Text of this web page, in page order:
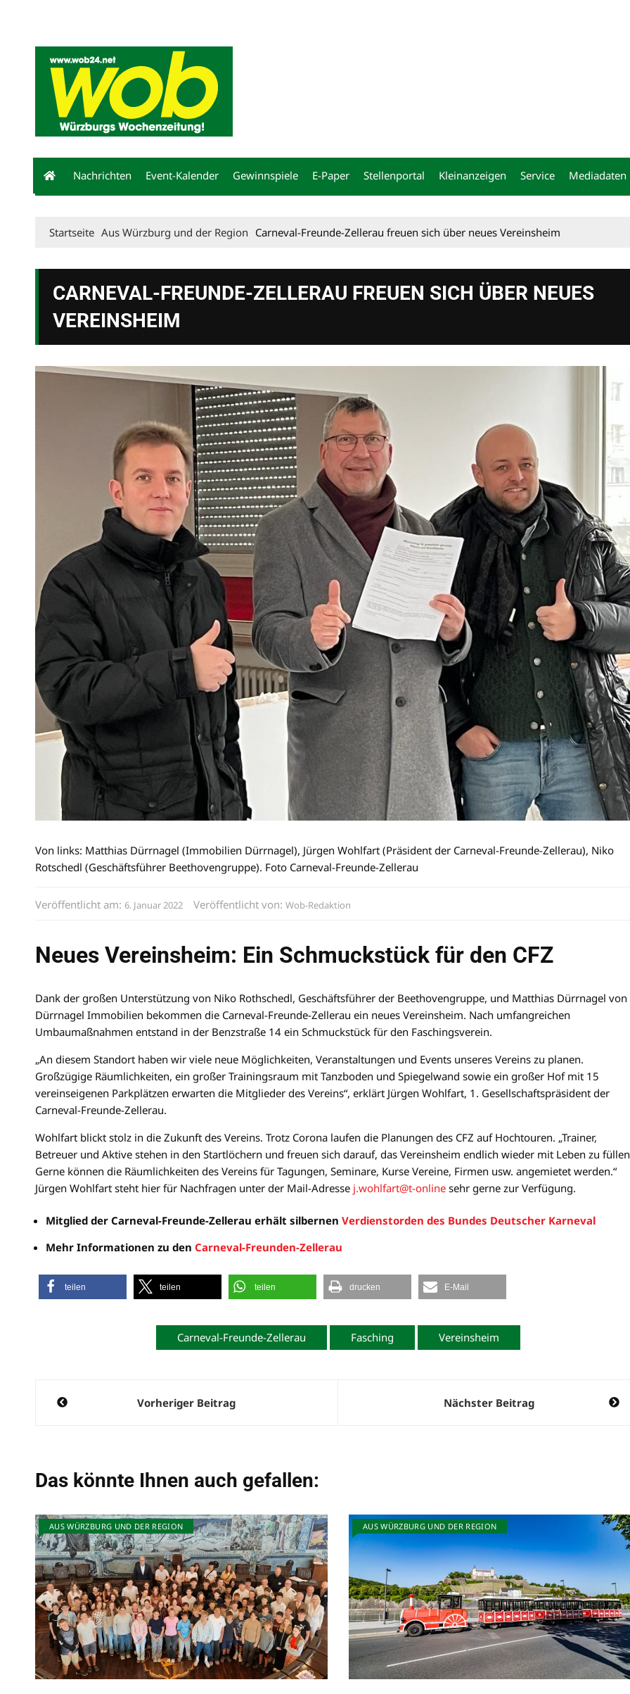
Nachrichten Event-Kalender Gewinnspiele E-Paper Stellenportal Kleinanzeigen Service Mediadaten
Startseite Aus Würzburg und der Region Carneval-Freunde-Zellerau freuen sich über neues Vereinsheim
CARNEVAL-FREUNDE-ZELLERAU FREUEN SICH ÜBER NEUES
VEREINSHEIM
Von links: Matthias Dürrnagel (Immobilien Dürrnagel), Jürgen Wohlfart (Präsident der Carneval-Freunde-Zellerau), Niko
Rotschedl (Geschäftsführer Beethovengruppe). Foto Carneval-Freunde-Zellerau
Veröffentlicht am: 6. Januar 2022 Veröffentlicht von: Wob-Redaktion
Neues Vereinsheim: Ein Schmuckstück für den CFZ
Dank der großen Unterstützung von Niko Rothschedl, Geschäftsführer der Beethovengruppe, und Matthias Dürrnagel von
Dürrnagel Immobilien bekommen die Carneval-Freunde-Zellerau ein neues Vereinsheim. Nach umfangreichen
Umbaumaßnahmen entstand in der Benzstraße 14 ein Schmuckstück für den Faschingsverein.
„An diesem Standort haben wir viele neue Möglichkeiten, Veranstaltungen und Events unseres Vereins zu planen.
Großzügige Räumlichkeiten, ein großer Trainingsraum mit Tanzboden und Spiegelwand sowie ein großer Hof mit 15
vereinseigenen Parkplätzen erwarten die Mitglieder des Vereins“, erklärt Jürgen Wohlfart, 1. Gesellschaftspräsident der
Carneval-Freunde-Zellerau.
Wohlfart blickt stolz in die Zukunft des Vereins. Trotz Corona laufen die Planungen des CFZ auf Hochtouren. „Trainer,
Betreuer und Aktive stehen in den Startlöchern und freuen sich darauf, das Vereinsheim endlich wieder mit Leben zu
Gerne können die Räumlichkeiten des Vereins für Tagungen, Seminare, Kurse Vereine, Firmen usw. angemietet werden.“
Jürgen Wohlfart steht hier für Nachfragen unter der Mail-Adresse j.wohlfart@t-online sehr gerne zur Verfügung.
Mitglied der Carneval-Freunde-Zellerau erhält silbernen Verdienstorden des Bundes Deutscher Karneval
Mehr Informationen zu den Carneval-Freunden-Zellerau
teilen teilen teilen drucken E-Mail
Carneval-Freunde-Zellerau Fasching Vereinsheim
Beitragsnavigation
Vorheriger Beitrag Nächster Beitrag
Das könnte Ihnen auch gefallen:
AUS WÜRZBURG UND DER REGION AUS WÜRZBURG UND DER REGION